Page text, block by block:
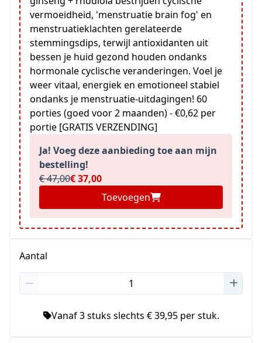
vermoeidheid, 'menstruatie brain fog' en
menstruatieklachten gerelateerde
stemmingsdips, terwijl antioxidanten uit
bessen je huid gezond houden ondanks
hormonale cyclische veranderingen. Voel je
weer vitaal, energiek en emotioneel stabiel
ondanks je menstruatie-uitdagingen! 60
porties (goed voor 2 maanden) - €0,62 per
portie [GRATIS VERZENDING]
Ja! Voeg deze aanbieding toe aan mijn
bestelling!
€ 47,00€ 37,00
Toevoegen
Aantal
Vanaf 3 stuks slechts € 39,95 per stuk.